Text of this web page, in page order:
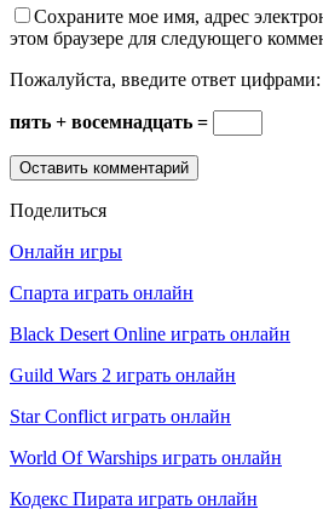
Сохраните мое имя, адрес
этом браузере для следующего
Пожалуйста, введите ответ цифрами:
пять + восемнадцать =
Поделиться
Онлайн игры
Спарта играть онлайн
Black Desert Online играть онлайн
Guild Wars 2 играть онлайн
Star Conflict играть онлайн
World Of Warships играть онлайн
Кодекс Пирата играть онлайн